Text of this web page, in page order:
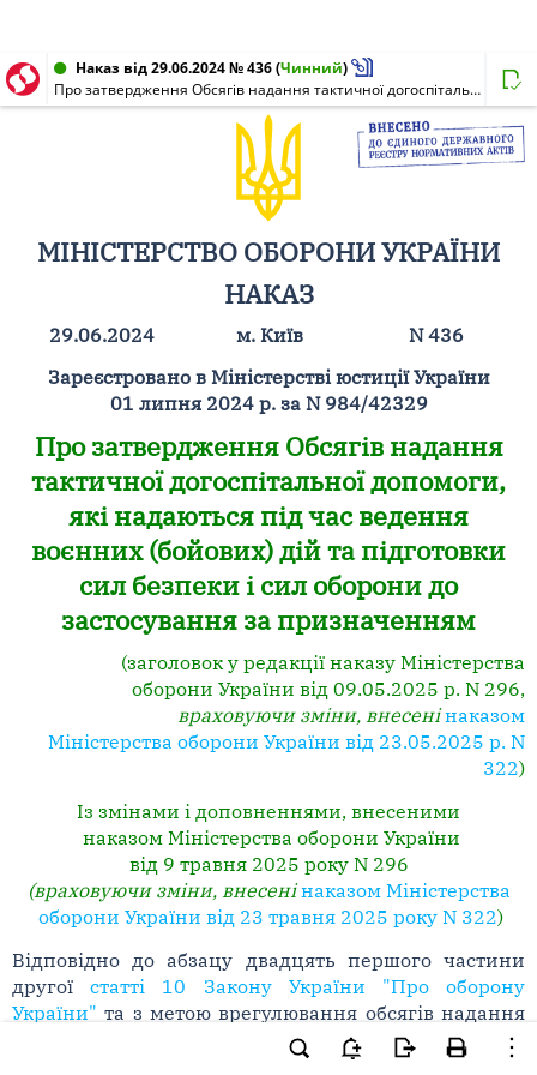
Наказ від 29.06.2024 № 436(Чинний)
Про затвердження Обсягів надання тактичної догоспітальної допомоги, які надаються під час ведення воєнних (бойових) дій та підготовки сил безпеки і сил оборони до застосування за призначенням